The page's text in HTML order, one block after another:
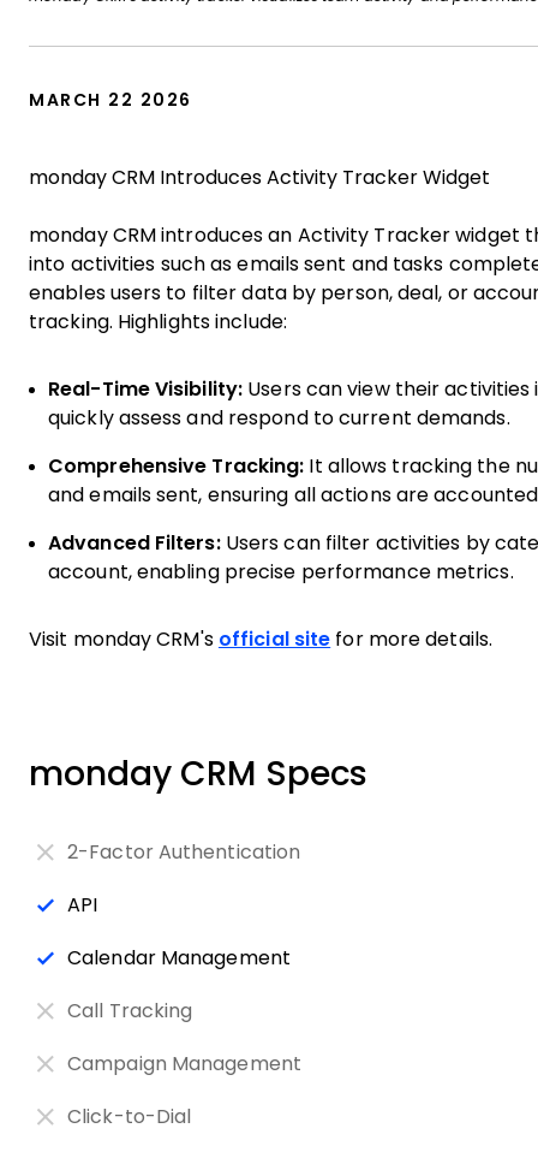
MARCH 22 2026
monday CRM Introduces Activity Tracker Widget
monday CRM introduces an Activity Tracker widget
into activities such as emails sent and tasks
enables users to filter data by person, deal, or
tracking. Highlights include:
Real-Time Visibility: Users can view their
quickly assess and respond to current demands.
Comprehensive Tracking: It allows tracking the
and emails sent, ensuring all actions are
Advanced Filters:Users can filter activities by
account, enabling precise performance metrics.
Visit monday CRM's official site for more details.
monday CRM Specs
2-Factor Authentication
API
Calendar Management
Call Tracking
Campaign Management
Click-to-Dial